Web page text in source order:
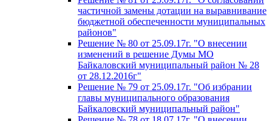
частичной замены дотации на выравнивание
бюджетной обеспеченности муниципальных
районов"
Решение № 80 от 25.09.17г. "О внесении
изменений в решение Думы МО
Байкаловский муниципальный район № 28
от 28.12.2016г"
Решение № 79 от 25.09.17г. "Об избрании
главы муниципального образования
Байкаловский муниципальный район"